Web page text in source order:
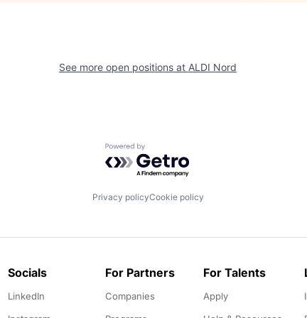
See more open positions at ALDI Nord
Powered by Getro.com
Privacy policyCookie policy
Socials
LinkedIn
For Partners
Companies
For Talents
Apply